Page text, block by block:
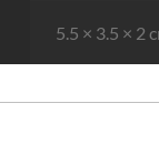
5.5 × 3.5 × 2